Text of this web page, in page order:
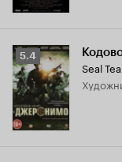
Рейтинг
Кинопоиска
5.4
5.4